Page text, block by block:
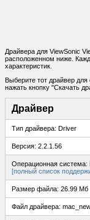
Драйвера для ViewSonic
расположенном ниже.
характеристик.
Выберите тот драйвер
нажать кнопку "Скачать
Драйвер
Тип драйвера: Driver
Версия: 2.2.1.56
Операционная система:
[полный список
Размер файла: 26.99 Мб
Файл драйвера: